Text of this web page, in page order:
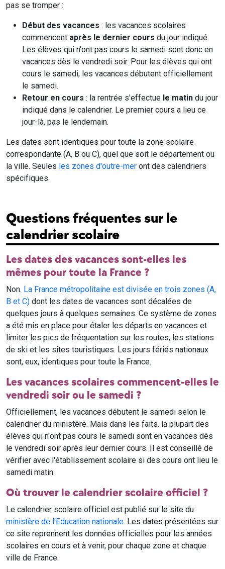
pas se tromper :
Début des vacances : les vacances scolaires
commencent après le dernier cours du jour indiqué.
Les élèves qui n'ont pas cours le samedi sont donc en
vacances dès le vendredi soir. Pour les élèves qui ont
cours le samedi, les vacances débutent officiellement
le samedi.
Retour en cours : la rentrée s'effectue le matin du jour
indiqué dans le calendrier. Le premier cours a lieu ce
jour-là, pas le lendemain.
Les dates sont identiques pour toute la zone scolaire
correspondante (A, B ou C), quel que soit le département ou
la ville. Seules les zones d'outre-mer ont des calendriers
spécifiques.
Questions fréquentes sur le
calendrier scolaire
Les dates des vacances sont-elles les
mêmes pour toute la France ?
Non. La France métropolitaine est divisée en trois zones (A,
B et C) dont les dates de vacances sont décalées de
quelques jours à quelques semaines. Ce système de zones
a été mis en place pour étaler les départs en vacances et
limiter les pics de fréquentation sur les routes, les stations
de ski et les sites touristiques. Les jours fériés nationaux
sont, eux, identiques pour toute la France.
Les vacances scolaires commencent-elles le
vendredi soir ou le samedi ?
Officiellement, les vacances débutent le samedi selon le
calendrier du ministère. Mais dans les faits, la plupart des
élèves qui n'ont pas cours le samedi sont en vacances dès
le vendredi soir après leur dernier cours. Il est conseillé de
vérifier avec l'établissement scolaire si des cours ont lieu le
samedi matin.
Où trouver le calendrier scolaire officiel ?
Le calendrier scolaire officiel est publié sur le site du
ministère de l'Education nationale. Les dates présentées sur
ce site reprennent les données officielles pour les années
scolaires en cours et à venir, pour chaque zone et chaque
ville de France.